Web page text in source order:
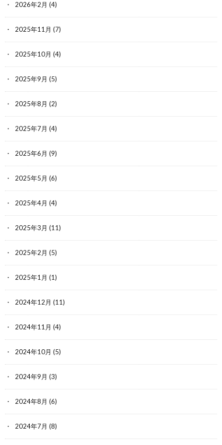
2026年2月 (4)
2025年11月 (7)
2025年10月 (4)
2025年9月 (5)
2025年8月 (2)
2025年7月 (4)
2025年6月 (9)
2025年5月 (6)
2025年4月 (4)
2025年3月 (11)
2025年2月 (5)
2025年1月 (1)
2024年12月 (11)
2024年11月 (4)
2024年10月 (5)
2024年9月 (3)
2024年8月 (6)
2024年7月 (8)